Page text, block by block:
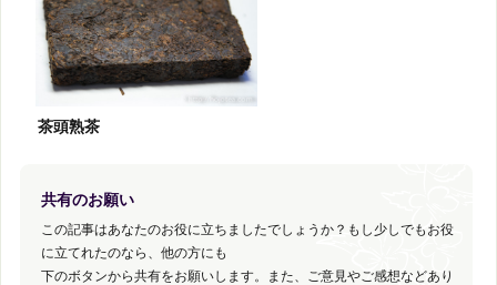
茶頭熟茶
共有のお願い
この記事はあなたのお役に立ちましたでしょうか？もし少しでもお役
に立てれたのなら、他の方にも
下のボタンから共有をお願いします。また、ご意見やご感想などあり